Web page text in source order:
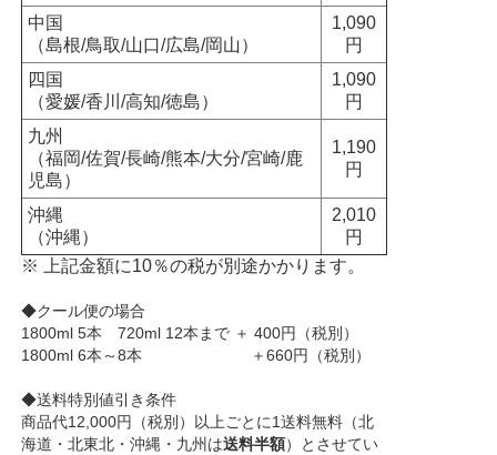
中国
（島根/鳥取/山口/広島/岡山）
1,090
円
四国
（愛媛/香川/高知/徳島）
1,090
円
九州
（福岡/佐賀/長崎/熊本/大分/宮崎/鹿
児島）
1,190
円
沖縄
（沖縄）
2,010
円
※ 上記金額に10％の税が別途かかります。
◆クール便の場合
1800ml 5本 720ml 12本まで ＋ 400円（税別）
1800ml 6本～8本 ＋660円（税別）
◆送料特別値引き条件
商品代12,000円（税別）以上ごとに1送料無料（北
海道・北東北・沖縄・九州は送料半額）とさせてい